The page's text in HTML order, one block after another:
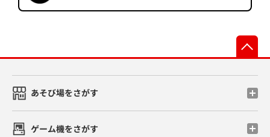
あそび場をさがす
ゲーム機をさがす